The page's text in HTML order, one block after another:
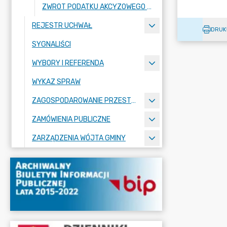
ZWROT PODATKU AKCYZOWEGO DLA PRODUCENTÓW ROLNYCH
REJESTR UCHWAŁ
SYGNALIŚCI
WYBORY I REFERENDA
WYKAZ SPRAW
ZAGOSPODAROWANIE PRZESTRZENNE
ZAMÓWIENIA PUBLICZNE
ZARZĄDZENIA WÓJTA GMINY